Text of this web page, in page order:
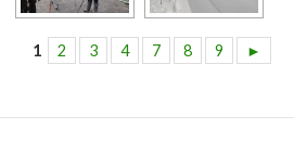
1 2 3 4 7 8 9 ►